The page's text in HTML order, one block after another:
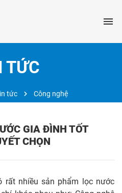
TỨC
tức Công nghệ
GIA ĐÌNH TỐT
CHỌN
rất nhiều sản phẩm lọc nước